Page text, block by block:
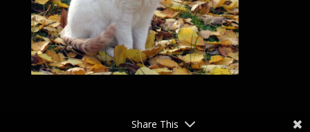
Share This